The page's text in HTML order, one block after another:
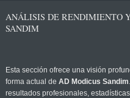
ANÁLISIS DE RENDIMIENTO
SANDIM
Esta sección ofrece una visión
forma actual de AD Modicus Sandim
resultados profesionales,